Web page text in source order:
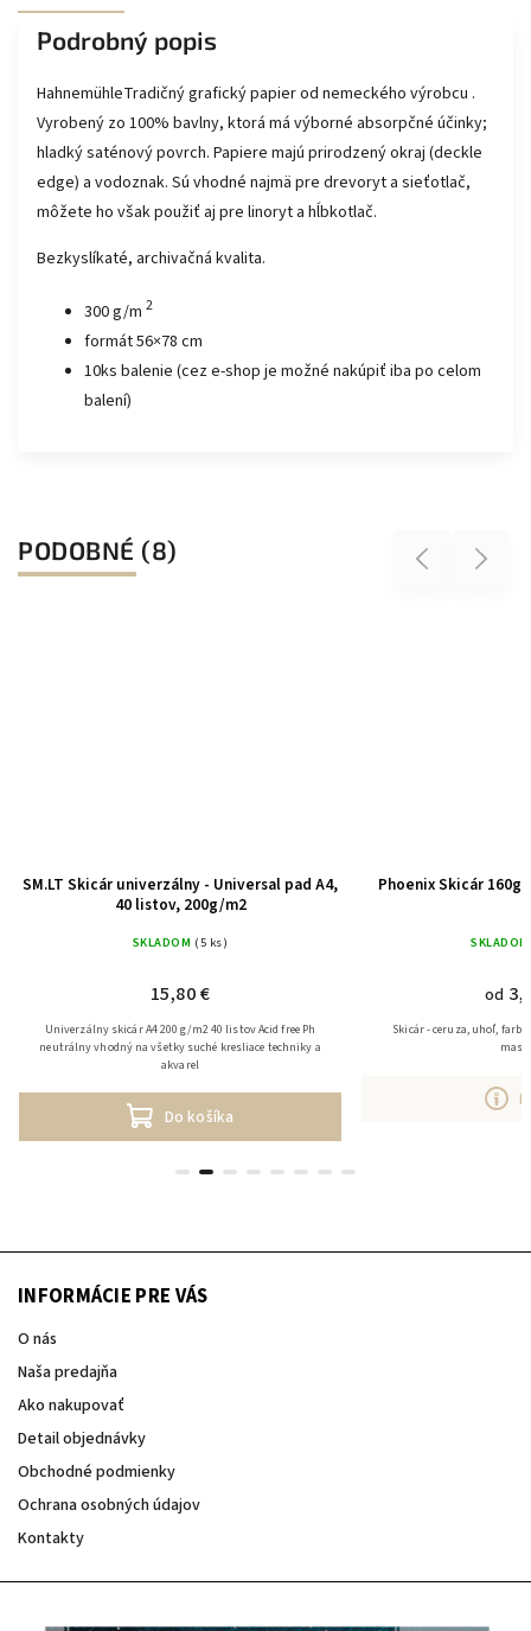
Podrobný popis
HahnemühleTradičný grafický papier od nemeckého výrobcu .
Vyrobený zo 100% bavlny, ktorá má výborné absorpčné účinky;
hladký saténový povrch. Papiere majú prirodzený okraj (deckle
edge) a vodoznak. Sú vhodné najmä pre drevoryt a sieťotlač,
môžete ho však použiť aj pre linoryt a hĺbkotlač.
Bezkyslíkaté, archivačná kvalita.
300 g/m 2
formát 56×78 cm
10ks balenie (cez e-shop je možné nakúpiť iba po celom
balení)
PODOBNÉ (8) Previous
SM.LT Skicár univerzálny - Universal pad A4,
40 listov, 200g/m2
SKLADOM (5 ks)
15,80 €
Do košíka
Univerzálny skicár A4 200 g/m2 40 listov Acid free Ph
neutrálny vhodný na všetky suché kresliace techniky a
akvarel
Phoenix Skicár
SKLADOM
od
Skicár - ceruza, uhoľ,
Next
INFORMÁCIE PRE VÁS
O nás
Naša predajňa
Ako nakupovať
Detail objednávky
Obchodné podmienky
Ochrana osobných údajov
Kontakty